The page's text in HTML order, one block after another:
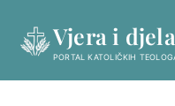
content
Vjera i djela
PORTAL KATOLIČKIH